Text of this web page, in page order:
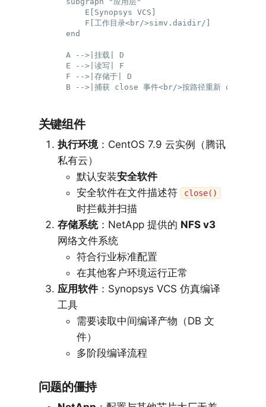
        E[Synopsys VCS]
        F[工作目录<br/>simv.daidir/]
    end
    A -->|挂载| D
    E -->|读写| F
    F -->|存储于| D
关键组件
执行环境：CentOS 7.9 云实例（腾讯
私有云）
默认安装安全软件
安全软件在文件描述符
close()
时拦截并扫描
存储系统：NetApp 提供的 NFS v3
网络文件系统
符合行业标准配置
在其他客户环境运行正常
应用软件：Synopsys VCS 仿真编译
工具
需要读取中间编译产物（DB 文
件）
多阶段编译流程
问题的僵持